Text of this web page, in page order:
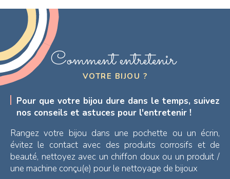
Comment entretenir
VOTRE BIJOU ?
Pour que votre bijou dure dans le temps, suivez
nos conseils et astuces pour l'entretenir !
Rangez votre bijou dans une pochette ou un écrin,
évitez le contact avec des produits corrosifs et de
beauté, nettoyez avec un chiffon doux ou un produit /
une machine conçu(e) pour le nettoyage de bijoux